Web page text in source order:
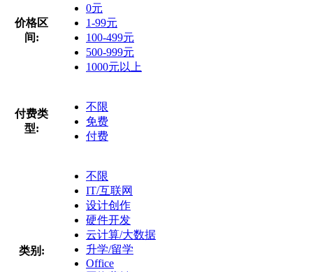
价格区
间:
0元
1-99元
100-499元
500-999元
1000元以上
付费类
型:
不限
免费
付费
类别:
不限
IT/互联网
设计创作
硬件开发
云计算/大数据
升学/留学
Office